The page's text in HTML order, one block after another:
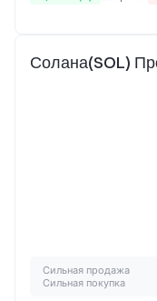
Солана(SOL)
Сильная продажа
Сильная покупка